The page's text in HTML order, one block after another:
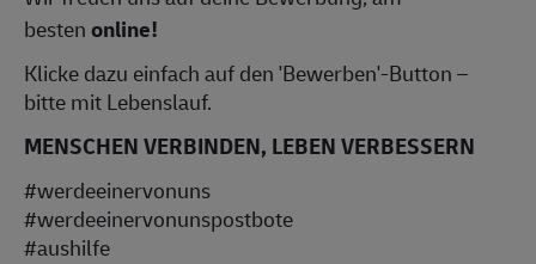
bestenonline!
Klicke dazu einfach auf den 'Bewerben'-Button –
bitte mit Lebenslauf.
MENSCHEN VERBINDEN, LEBEN VERBESSERN
#werdeeinervonuns
#werdeeinervonunspostbote
#aushilfe